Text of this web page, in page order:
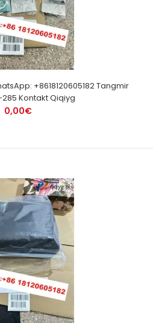
+8618120605182 Tangmir
Kontakt Qiqiyg
0,00€